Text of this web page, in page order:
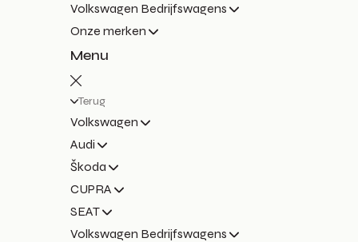
Volkswagen Bedrijfswagens
Onze merken
Menu
Terug
Volkswagen
Audi
Škoda
CUPRA
SEAT
Volkswagen Bedrijfswagens